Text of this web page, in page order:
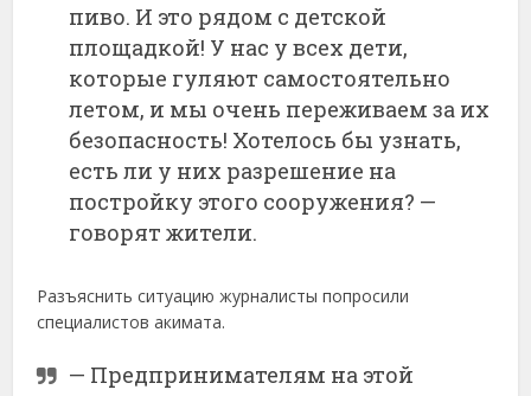
пиво. И это рядом с детской
площадкой! У нас у всех дети,
которые гуляют самостоятельно
летом, и мы очень переживаем за их
безопасность! Хотелось бы узнать,
есть ли у них разрешение на
постройку этого сооружения? —
говорят жители.
Разъяснить ситуацию журналисты попросили
специалистов акимата.
— Предпринимателям на этой